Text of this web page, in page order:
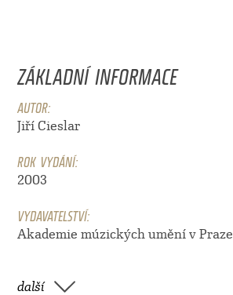
ZÁKLADNÍ INFORMACE
AUTOR:
Jiří Cieslar
ROK VYDÁNÍ:
2003
VYDAVATELSTVÍ:
Akademie múzických umění v Praze
další